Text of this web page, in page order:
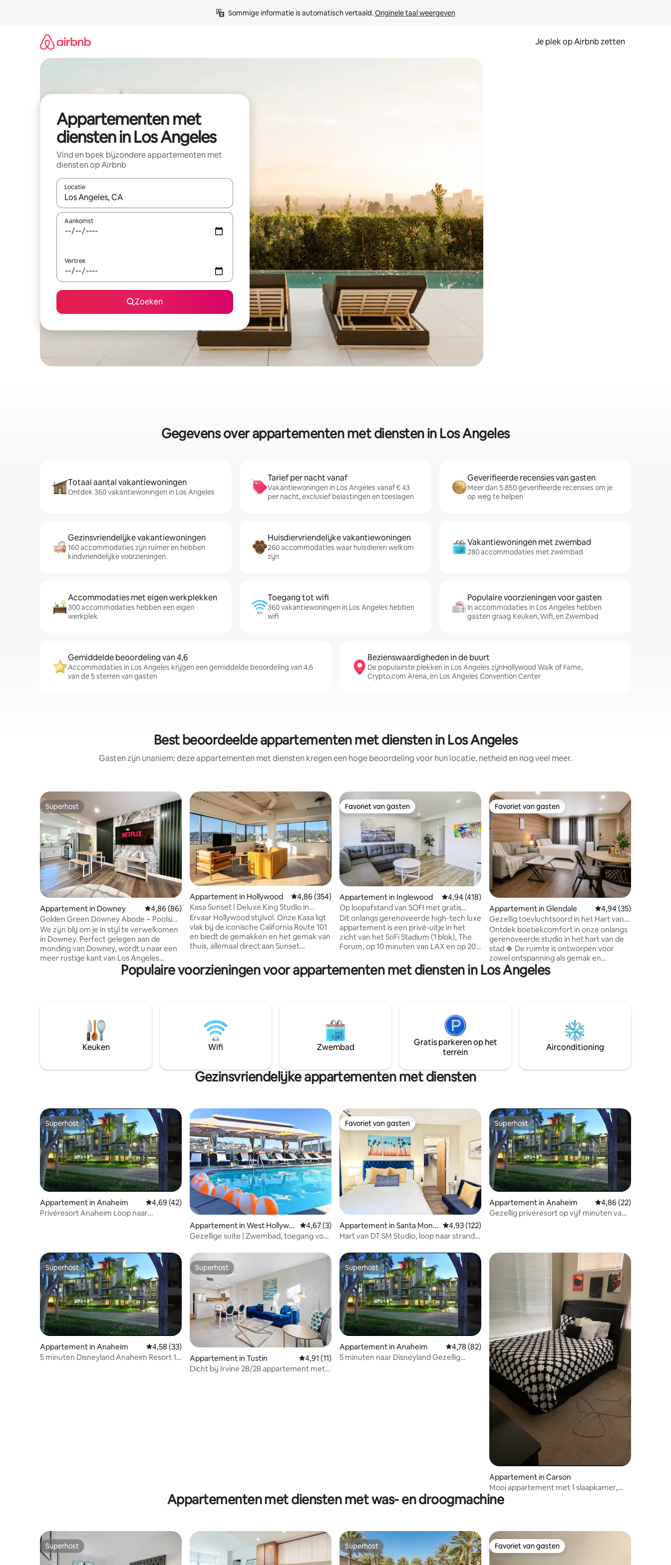
Sommige informatie is automatisch vertaald. Originele taal weergeven
Je plek op Airbnb zetten
Appartementen met
diensten in Los Angeles
Vind en boek bijzondere appartementen met
diensten op Airbnb
Locatie
Wanneer er resultaten beschikbaar zijn, maak je een keuze met je de pijltjestoetsen omhoog en omlaag, óf door te tikken of swipen.
Aankomst
Vertrek
Zoeken
Gegevens over appartementen met diensten in Los Angeles
Totaal aantal vakantiewoningen
Ontdek 360 vakantiewoningen in Los Angeles
Tarief per nacht vanaf
Vakantiewoningen in Los Angeles vanaf € 43
per nacht, exclusief belastingen en toeslagen
Geverifieerde recensies van gasten
Meer dan 5.850 geverifieerde recensies om je
op weg te helpen
Gezinsvriendelijke vakantiewoningen
160 accommodaties zijn ruimer en hebben
kindvriendelijke voorzieningen
Huisdiervriendelijke vakantiewoningen
260 accommodaties waar huisdieren welkom
zijn
Vakantiewoningen met zwembad
280 accommodaties met zwembad
Accommodaties met eigen werkplekken
300 accommodaties hebben een eigen
werkplek
Toegang tot wifi
360 vakantiewoningen in Los Angeles hebben
wifi
Populaire voorzieningen voor gasten
In accommodaties in Los Angeles hebben
gasten graag Keuken, Wifi, en Zwembad
Gemiddelde beoordeling van 4,6
Accommodaties in Los Angeles krijgen een gemiddelde beoordeling van 4,6
van de 5 sterren van gasten
Bezienswaardigheden in de buurt
De populairste plekken in Los Angeles zijnHollywood Walk of Fame,
Crypto.com Arena, en Los Angeles Convention Center
Best beoordeelde appartementen met diensten in Los Angeles
Gasten zijn unaniem: deze appartementen met diensten kregen een hoge beoordeling voor hun locatie, netheid en nog veel meer.
Superhost
Superhost
Appartement in Downey Gemiddelde beoordeling van 4,86 op 5, 86 recensies
4,86 (86)
Golden Green Downey Abode ~ Poolside
Suite
We zijn blij om je in stijl te verwelkomen
in Downey. Perfect gelegen aan de
monding van Downey, wordt u naar een
meer rustige kant van Los Angeles
geleid. Orange County is ook een snelle
rit, omdat Downey langs de snelweg 5
uitgerust voor elke duur van het verblijf.
Je hebt volledige toegang tot alle
basisvoorzieningen die van een hotel
kunnen worden verwacht. Ik kijk ernaar
Appartement in Hollywood Gemiddelde beoordeling van 4,86 op 5, 354 recensies
4,86 (354)
Kasa Sunset | Deluxe King Studio in
Hollywood
Ervaar Hollywood stijlvol. Onze Kasa ligt
vlak bij de iconische California Route 101
en biedt de gemakken en het gemak van
thuis, allemaal direct aan Sunset
en eersteklas winkel- en
entertainmentbestemmingen in de
inchecken om 16.00 uur, 24/7
klantenservice per sms, telefoon of chat
en een virtuele receptie die toegankelijk
is via een mobiel apparaat.
Favoriet van gasten
Favoriet van gasten
Appartement in Inglewood Gemiddelde beoordeling van 4,94 op 5, 418 recensies
4,94 (418)
Op loopafstand van SOFI met gratis
parkeergelegenheid | Luxueus verblijf
Dit onlangs gerenoveerde high-tech luxe
appartement is een privé-uitje in het
zicht van het SoFi Stadium (1 blok), The
Forum, op 10 minuten van LAX en op 20
van dit volledig gerenoveerde moderne
appartement met een open keuken,
gasfornuis/oven, magnetron, afvoer,
koffiezetapparaat, broodrooster,
volledig gevuld met al het keukengerei
om elke maaltijd te maken!
Favoriet van gasten
Favoriet van gasten
Appartement in Glendale Gemiddelde
4,94 (35)
Gezellig toevluchtsoord in het Hart van
Glendale
Ontdek boetiekcomfort in onze onlangs
gerenoveerde studio in het hart van de
stad 🍀 De ruimte is ontworpen voor
zowel ontspanning als gemak en
beschikt over een queensize biologisch
matras, snelle wifi, een smart-tv met
allemaal op slechts enkele minuten van
The Americana at Brand en Glendale
Galleria. Ideaal voor zowel zakenreizigers
als vakantiegangers.
Populaire voorzieningen voor appartementen met diensten in Los Angeles
Keuken Wifi Zwembad
Gratis parkeren op het
terrein
Airconditioning
Gezinsvriendelijke appartementen met diensten
Superhost
Superhost
Appartement in Anaheim Gemiddelde beoordeling van 4,69 op 5, 42 recensies
4,69 (42)
Privéresort Anaheim Loop naar
Appartement in West Hollywo
od
Gemiddelde beoordeling van 4,67 op 5, 3 recensies
4,67 (3)
Gezellige suite | Zwembad, toegang voor
Favoriet van gasten
Favoriet van gasten
Appartement in Santa Monic
a
Gemiddelde beoordeling van 4,93 op 5, 122 recensies
4,93 (122)
Hart van DT SM Studio, loop naar strand
Superhost
Superhost
Appartement in Anaheim Gemiddelde
4,86 (22)
Gezellig privéresort op vijf minuten van
Superhost
Superhost
Appartement in Anaheim Gemiddelde beoordeling van 4,58 op 5, 33 recensies
4,58 (33)
5 minuten Disneyland Anaheim Resort 1
Superhost
Superhost
Appartement in Tustin Gemiddelde beoordeling van 4,91 op 5, 11 recensies
4,91 (11)
Dicht bij Irvine 2B/2B appartement met
Superhost
Superhost
Appartement in Anaheim Gemiddelde beoordeling van 4,78 op 5, 82 recensies
4,78 (82)
5 minuten naar Disneyland Gezellig
Appartement in Carson
Mooi appartement met 1 slaapkamer,
patio en uitzicht
Appartementen met diensten met was- en droogmachine
Superhost
Superhost Superhost
Superhost Favoriet van gasten
Favoriet van gasten